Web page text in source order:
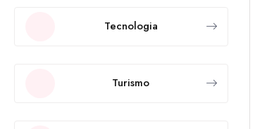
Tecnologia
Turismo